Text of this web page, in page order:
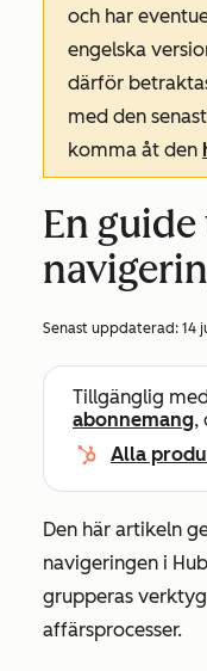
och har
engelska
därför
med den
komma åt den
En
Senast uppdaterad: 14
Tillgänglig
abonnemang,
Alla
Den här artikeln
navigeringen i
grupperas
affärsprocesser.